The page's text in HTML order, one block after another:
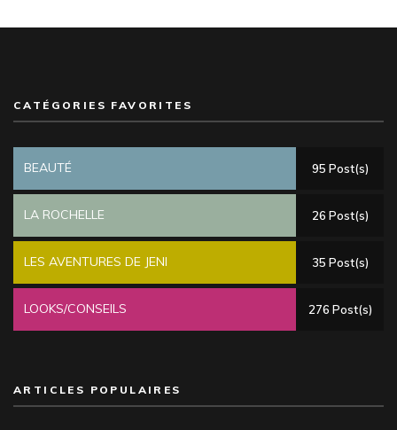
CATÉGORIES FAVORITES
BEAUTÉ 95 Post(s)
LA ROCHELLE 26 Post(s)
LES AVENTURES DE JENI 35 Post(s)
LOOKS/CONSEILS 276 Post(s)
ARTICLES POPULAIRES